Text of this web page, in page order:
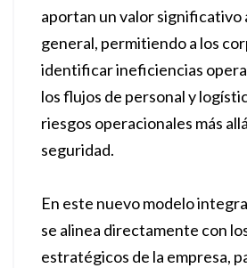
aportan un valor significativo
general, permitiendo a los
identificar ineficiencias
los flujos de personal y
riesgos operacionales más
seguridad.
En este nuevo modelo
se alinea directamente con
estratégicos de la empresa,